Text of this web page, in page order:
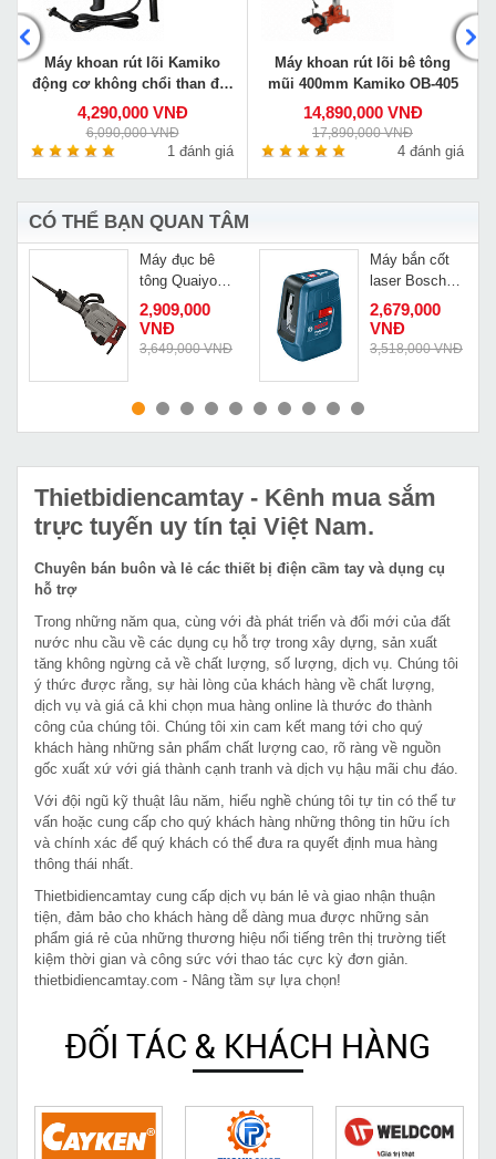
Máy khoan rút lõi Kamiko
động cơ không chổi than đời
mới BLMW1-178
4,290,000 VNĐ
6,090,000 VNĐ
1 đánh giá
Máy khoan rút lõi bê tông
mũi 400mm Kamiko OB-405
14,890,000 VNĐ
17,890,000 VNĐ
4 đánh giá
CÓ THỂ BẠN QUAN TÂM
MUA NGAY
Máy đục bê
tông Quaiyou
QY 8095
2,909,000
VNĐ
3,649,000 VNĐ
MUA NGAY
Máy bắn cốt
laser Bosch
GLL 3X
2,679,000
VNĐ
3,518,000 VNĐ
Thietbidiencamtay - Kênh mua sắm
trực tuyến uy tín tại Việt Nam.
Chuyên bán buôn và lẻ các thiết bị điện cầm tay và dụng cụ
hỗ trợ
Trong những năm qua, cùng với đà phát triển và đổi mới của đất
nước nhu cầu về các dụng cụ hỗ trợ trong xây dựng, sản xuất
tăng không ngừng cả về chất lượng, số lượng, dịch vụ. Chúng tôi
ý thức được rằng, sự hài lòng của khách hàng về chất lượng,
dịch vụ và giá cả khi chọn mua hàng online là thước đo thành
công của chúng tôi. Chúng tôi xin cam kết mang tới cho quý
khách hàng những sản phẩm chất lượng cao, rõ ràng về nguồn
gốc xuất xứ với giá thành cạnh tranh và dịch vụ hậu mãi chu đáo.
Với đội ngũ kỹ thuật lâu năm, hiểu nghề chúng tôi tự tin có thể tư
vấn hoặc cung cấp cho quý khách hàng những thông tin hữu ích
và chính xác để quý khách có thể đưa ra quyết định mua hàng
thông thái nhất.
Thietbidiencamtay cung cấp dịch vụ bán lẻ và giao nhận thuận
tiện, đảm bảo cho khách hàng dễ dàng mua được những sản
phẩm giá rẻ của những thương hiệu nổi tiếng trên thị trường tiết
kiệm thời gian và công sức với thao tác cực kỳ đơn giản.
thietbidiencamtay.com - Nâng tầm sự lựa chọn!
ĐỐI TÁC & KHÁCH HÀNG